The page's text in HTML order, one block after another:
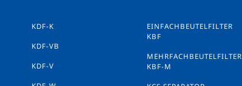
KDF-K
KDF-VB
KDF-V
EINFACHBEUTELFILTER
KBF
MEHRFACHBEUTELFILTER
KBF-M